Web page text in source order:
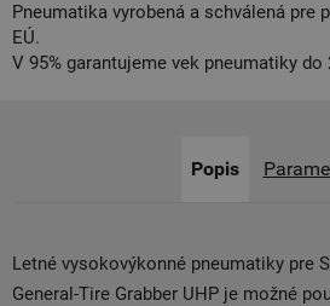
Pneumatika vyrobená a schválená pre
EÚ.
V 95% garantujeme vek pneumatiky do
Popis
Letné vysokovýkonné pneumatiky pre
General-Tire Grabber UHP je možné